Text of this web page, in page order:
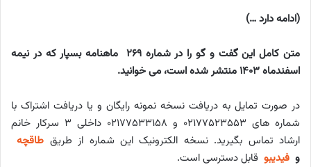
(ادامه دارد …)
متن کامل این گفت و گو را در شماره 269 ماهنامه بسپار که در نیمه
اسفندماه 1403 منتشر شده است، می خوانید.
در صورت تمایل به دریافت نسخه نمونه رایگان و یا دریافت اشتراک با
شماره های ۰۲۱۷۷۵۲۳۵۵۳ و ۰۲۱۷۷۵۳۳۱۵۸ داخلی ۳ سرکار خانم
ارشاد تماس بگیرید. نسخه الکترونیک این شماره از طریق طاقچه
و فیدیبو قابل دسترسی است.